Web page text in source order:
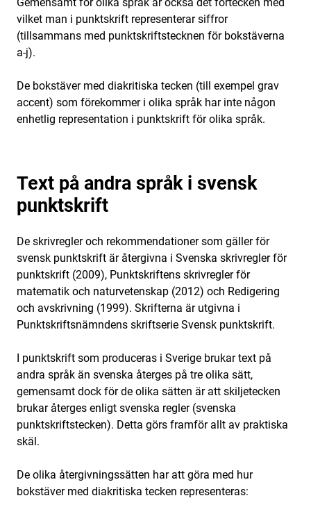
vilket man i punktskrift representerar siffror
(tillsammans med punktskriftstecknen för bokstäverna
a-j).
De bokstäver med diakritiska tecken (till exempel grav
accent) som förekommer i olika språk har inte någon
enhetlig representation i punktskrift för olika språk.
Text på andra språk i svensk
punktskrift
De skrivregler och rekommendationer som gäller för
svensk punktskrift är återgivna i Svenska skrivregler för
punktskrift (2009), Punktskriftens skrivregler för
matematik och naturvetenskap (2012) och Redigering
och avskrivning (1999). Skrifterna är utgivna i
Punktskriftsnämndens skriftserie Svensk punktskrift.
I punktskrift som produceras i Sverige brukar text på
andra språk än svenska återges på tre olika sätt,
gemensamt dock för de olika sätten är att skiljetecken
brukar återges enligt svenska regler (svenska
punktskriftstecken). Detta görs framför allt av praktiska
skäl.
De olika återgivningssätten har att göra med hur
bokstäver med diakritiska tecken representeras: